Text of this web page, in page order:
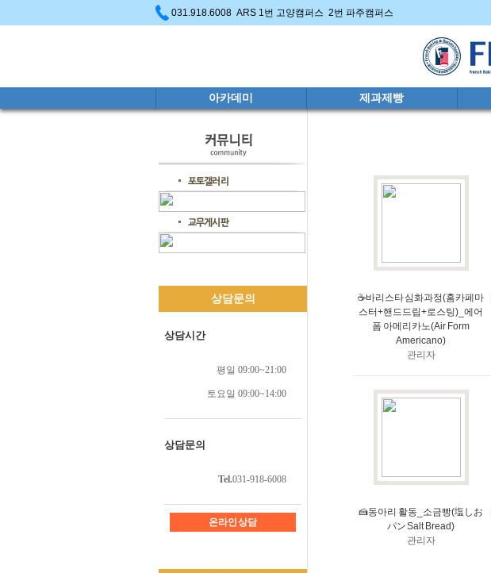
031.918.6008 ARS 1번 고양캠퍼스 2번 파주캠퍼스
아카데미 제과제빵
상담문의
상담시간
평일 09:00~21:00
토요일 09:00~14:00
상담문의
Tel.031-918-6008
온라인 상담
☕바리스타 심화과정(홈카페마
스터+핸드드립+로스팅)_에어
폼 아메리카노(Air Form
Americano)
관리자
🍰동아리 활동_소금빵(塩しお
パン Salt Bread)
관리자